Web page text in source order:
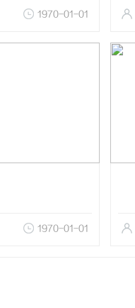
1970-01-01
1970-01-01